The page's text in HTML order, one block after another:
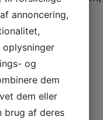
effekt i én
annoncering,
og
dem
dem eller
brug af deres